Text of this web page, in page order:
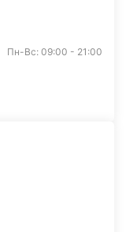
Пн-Вс: 09:00 - 21:00